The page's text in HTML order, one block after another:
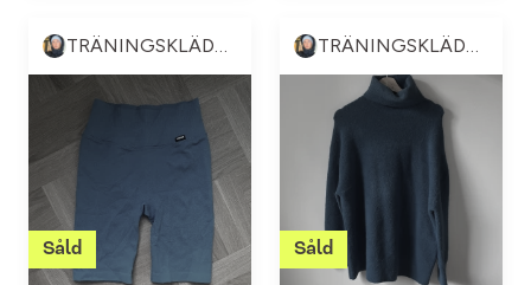
TRÄNINGSKLÄDER & ANNAT 💪🏼😍 TRÄNINGSKLÄDER & ANNAT 💪🏼😍